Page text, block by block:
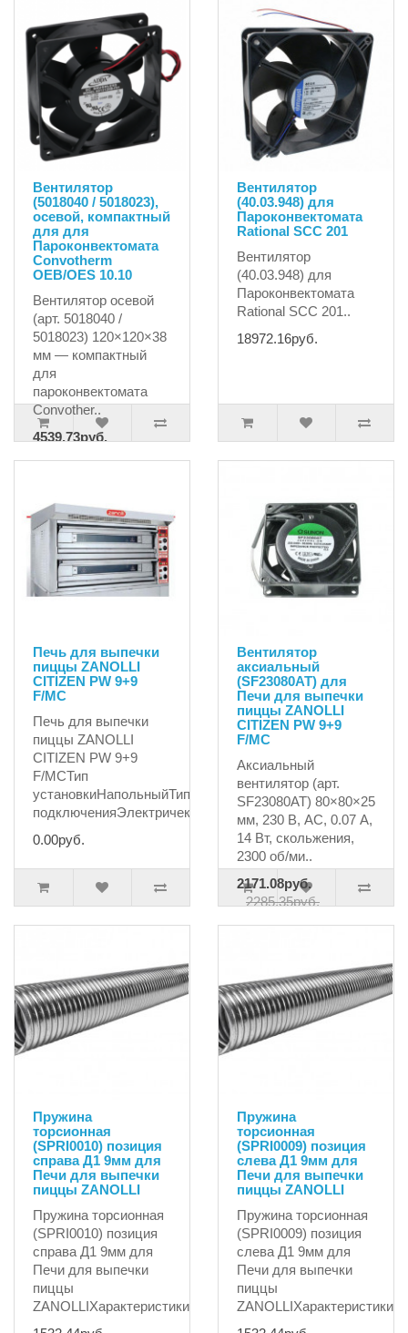
Вентилятор
(5018040 / 5018023),
осевой, компактный
для для
Пароконвектомата
Convotherm
OEB/OES 10.10
Вентилятор осевой
(арт. 5018040 /
5018023) 120×120×38
мм — компактный
для
пароконвектомата
Convother..
4539.73руб.
Вентилятор
(40.03.948) для
Пароконвектомата
Rational SCC 201
Вентилятор
(40.03.948) для
Пароконвектомата
Rational SCC 201..
18972.16руб.
Печь для выпечки
пиццы ZANOLLI
CITIZEN PW 9+9
F/MC
Печь для выпечки
пиццы ZANOLLI
CITIZEN PW 9+9
F/MCТип
установкиНапольныйТип
подключенияЭлектричекийД..
0.00руб.
Вентилятор
аксиальный
(SF23080AT) для
Печи для выпечки
пиццы ZANOLLI
CITIZEN PW 9+9
F/MC
Аксиальный
вентилятор (арт.
SF23080AT) 80×80×25
мм, 230 В, AC, 0.07 А,
14 Вт, скольжения,
2300 об/ми..
2171.08руб.
2285.35руб.
Пружина
торсионная
(SPRI0010) позиция
справа Д1 9мм для
Печи для выпечки
пиццы ZANOLLI
Пружина торсионная
(SPRI0010) позиция
справа Д1 9мм для
Печи для выпечки
пиццы
ZANOLLIХарактеристики..
Пружина
торсионная
(SPRI0009) позиция
слева Д1 9мм для
Печи для выпечки
пиццы ZANOLLI
Пружина торсионная
(SPRI0009) позиция
слева Д1 9мм для
Печи для выпечки
пиццы
ZANOLLIХарактеристики:..